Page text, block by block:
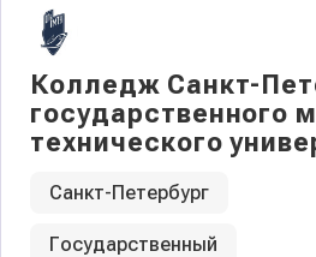
Колледж Санкт-
государственного
технического
Санкт-Петербург
Государственный